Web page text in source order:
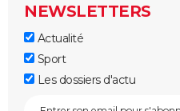
NEWSLETTERS
Actualité
Sport
Les dossiers d'actu